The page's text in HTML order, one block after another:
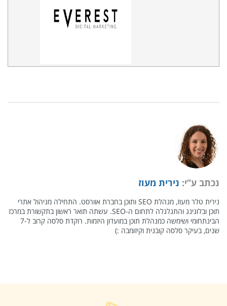
נכתב ע”י: נירית מעוז
נירית טלר מעוז, מנהלת SEO ותוכן בחברת אוורסט. התחילה מניהול אתרי
תוכן ובלוגינג והתגלגלה לתחום ה-SEO. עשתה תואר ראשון בתקשורת במרכז
הבינתחומי ושימשה כמנהלת תוכן במועדון היזמות. רוקדת סלסה קרוב ל-7
שנים, בעיקר סלסה קובנית וקיזומבה :)